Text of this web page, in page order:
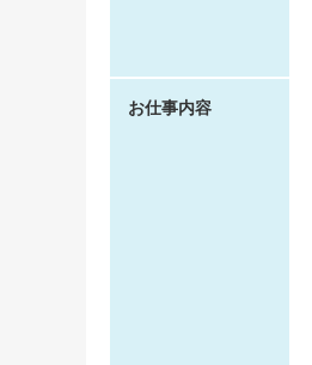
お仕事内容